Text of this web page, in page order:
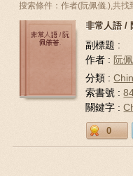
搜索條件：作者(阮佩儀.),共找
非常人語 /
副標題 :
作者 : 阮
分類 :
索書號 :
關鍵字 :
0